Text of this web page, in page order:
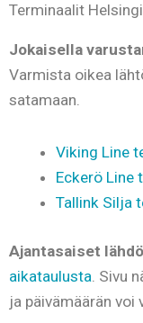
Terminaalit
Jokaisella
Varmista oikea
satamaan.
Viking Line
Eckerö Line
Tallink Silja
Ajantasaiset
aikataulusta . Sivu
ja päivämäärän voi